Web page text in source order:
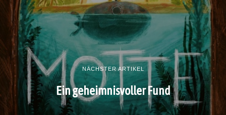
NÄCHSTER ARTIKEL
Ein geheimnisvoller Fund